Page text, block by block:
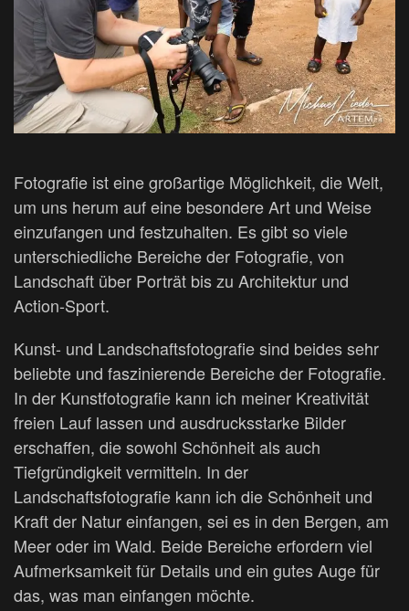
Fotografie ist eine großartige Möglichkeit, die Welt,
um uns herum auf eine besondere Art und Weise
einzufangen und festzuhalten. Es gibt so viele
unterschiedliche Bereiche der Fotografie, von
Landschaft über Porträt bis zu Architektur und
Action-Sport.
Kunst- und Landschaftsfotografie sind beides sehr
beliebte und faszinierende Bereiche der Fotografie.
In der Kunstfotografie kann ich meiner Kreativität
freien Lauf lassen und ausdrucksstarke Bilder
erschaffen, die sowohl Schönheit als auch
Tiefgründigkeit vermitteln. In der
Landschaftsfotografie kann ich die Schönheit und
Kraft der Natur einfangen, sei es in den Bergen, am
Meer oder im Wald. Beide Bereiche erfordern viel
Aufmerksamkeit für Details und ein gutes Auge für
das, was man einfangen möchte.